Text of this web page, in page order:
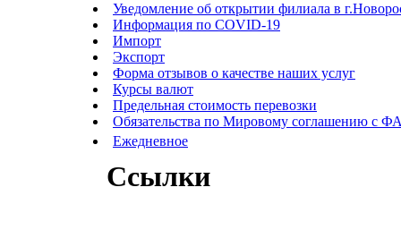
Уведомление об открытии филиала в
Информация по COVID-19
Импорт
Экспорт
Форма отзывов о качестве наших услуг
Курсы валют
Предельная стоимость перевозки
Обязательства по Мировому соглашению с
Ежедневное
Ссылки